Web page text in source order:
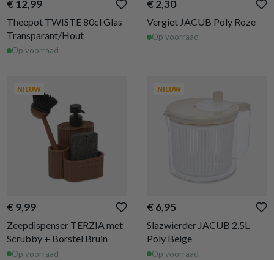
€ 12,99
Theepot TWISTE 80cl Glas
Transparant/Hout
Op voorraad
€ 2,30
Vergiet JACUB Poly Roze
Op voorraad
NIEUW
€ 9,99
Zeepdispenser TERZIA met
Scrubby + Borstel Bruin
Op voorraad
NIEUW
€ 6,95
Slazwierder JACUB 2.5L
Poly Beige
Op voorraad